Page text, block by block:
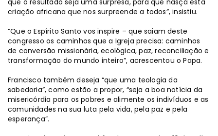
que o resultado seja uma surpresa, para que nasça esta
criação africana que nos surpreende a todos”, insistiu.
“Que o Espírito Santo vos inspire – que saiam deste
congresso os caminhos que a Igreja precisa: caminhos
de conversão missionária, ecológica, paz, reconciliação e
transformação do mundo inteiro”, acrescentou o Papa.
Francisco também deseja “que uma teologia da
sabedoria”, como estão a propor, “seja a boa notícia da
misericórdia para os pobres e alimente os indivíduos e as
comunidades na sua luta pela vida, pela paz e pela
esperança”.